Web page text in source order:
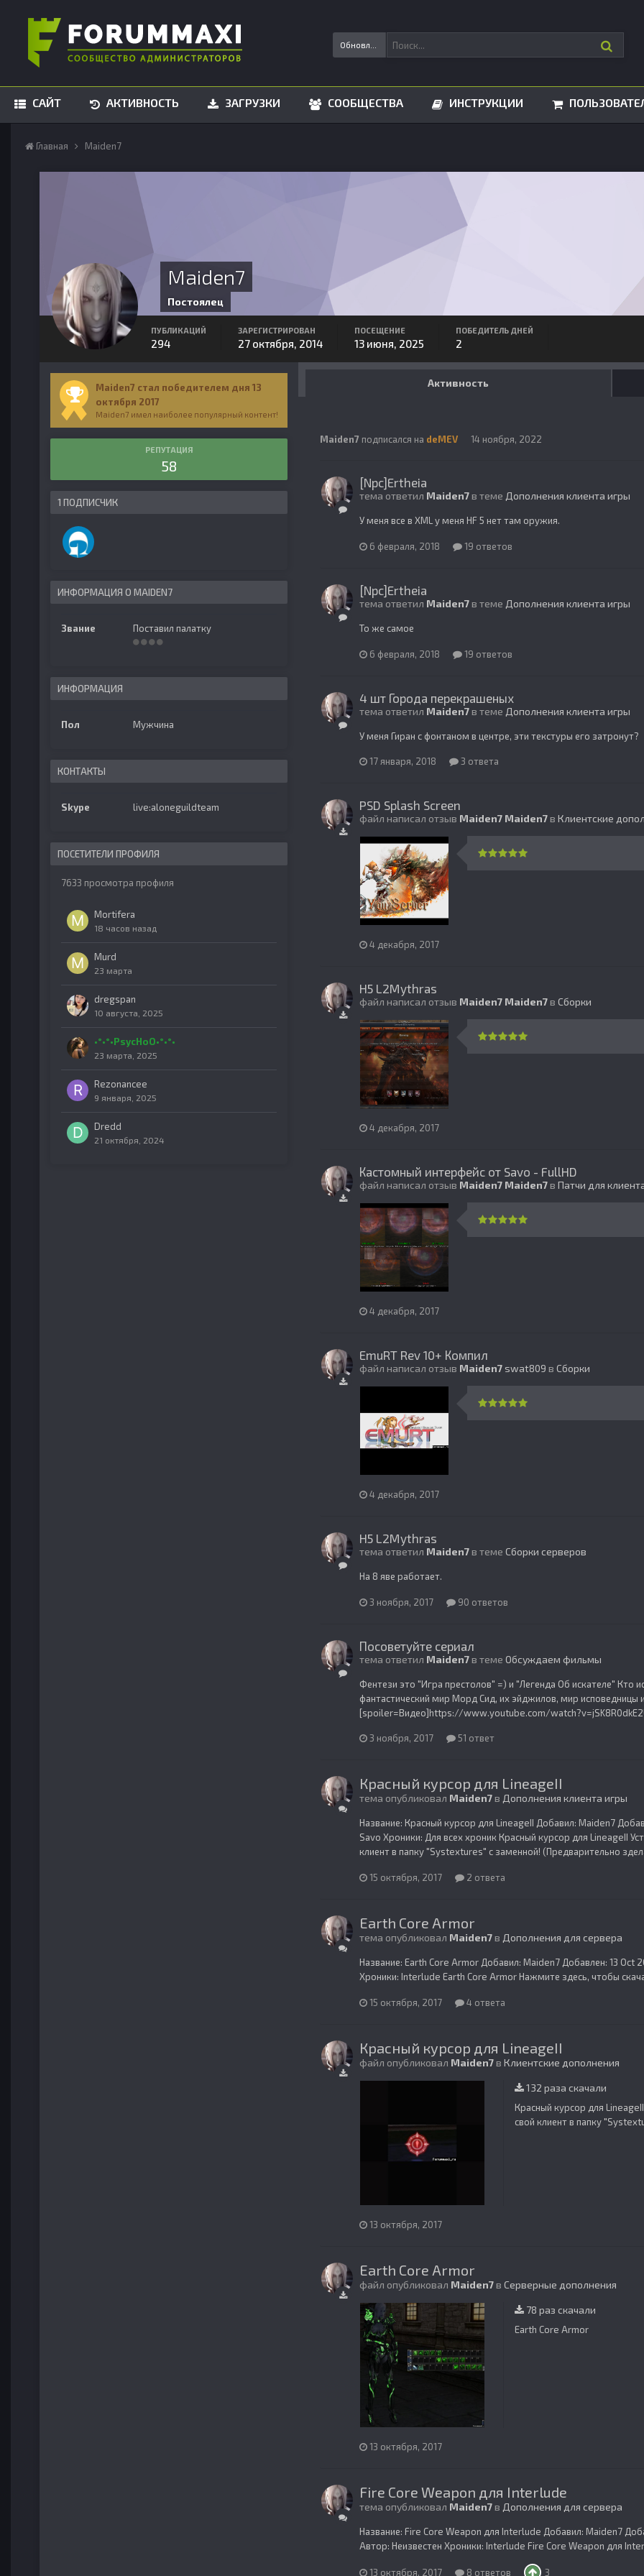
САЙТ АКТИВНОСТЬ ЗАГРУЗКИ СООБЩЕСТВА ИНСТРУКЦИИ
Главная Maiden7
Maiden7
Постоялец
ПУБЛИКАЦИЙ
294
ЗАРЕГИСТРИРОВАН
27 октября, 2014
ПОСЕЩЕНИЕ
13 июня, 2025
ПОБЕДИТЕЛЬ ДНЕЙ
2
Maiden7 стал победителем дня 13
октября 2017
Maiden7 имел наиболее популярный контент!
РЕПУТАЦИЯ
58
1 ПОДПИСЧИК
ИНФОРМАЦИЯ О MAIDEN7
Звание Поставил палатку
ИНФОРМАЦИЯ
Пол Мужчина
КОНТАКТЫ
Skype live:aloneguildteam
ПОСЕТИТЕЛИ ПРОФИЛЯ
7633 просмотра профиля
Mortifera
18 часов назад
Murd
23 марта
dregspan
10 августа, 2025
•°•°•PsycHoO•°•°•
23 марта, 2025
Rezonancee
9 января, 2025
Dredd
21 октября, 2024
Активность
Maiden7 подписался на deMEV 14 ноября, 2022
[Npc]Ertheia
тема ответил Maiden7в теме Дополнения клиента игры
У меня все в XML у меня HF 5 нет там оружия.
6 февраля, 2018 19 ответов
[Npc]Ertheia
тема ответил Maiden7в теме Дополнения клиента игры
То же самое
6 февраля, 2018 19 ответов
4 шт Города перекрашеных
тема ответил Maiden7в теме Дополнения клиента игры
У меня Гиран с фонтаном в центре, эти текстуры его затронут?
17 января, 2018 3 ответа
PSD Splash Screen
файл написал отзыв Maiden7 Maiden7в Клиентские
4 декабря, 2017
H5 L2Mythras
файл написал отзыв Maiden7 Maiden7в Сборки
4 декабря, 2017
Кастомный интерфейс от Savo - FullHD
файл написал отзыв Maiden7 Maiden7в Патчи для
4 декабря, 2017
EmuRT Rev 10+ Компил
файл написал отзыв Maiden7 swat809 в Сборки
4 декабря, 2017
H5 L2Mythras
тема ответил Maiden7в теме Сборки серверов
На 8 яве работает.
3 ноября, 2017 90 ответов
Посоветуйте сериал
тема ответил Maiden7в теме Обсуждаем фильмы
Фентези это "Игра престолов" =) и "Легенда Об искателе" Кто
фантастический мир Морд Сид, их эйджилов, мир исповедницы
[spoiler=Видео]https://www.youtube.com/
3 ноября, 2017 51 ответ
Красный курсор для LineageII
тема опубликовал Maiden7в Дополнения клиента игры
Название: Красный курсор для LineageII Добавил: Maiden7
Savo Хроники: Для всех хроник Красный курсор для LineageII
клиент в папку "Systextures" с заменной! (Предварительно
15 октября, 2017 2 ответа
Earth Core Armor
тема опубликовал Maiden7в Дополнения для сервера
Название: Earth Core Armor Добавил: Maiden7 Добавлен: 13 Oct
Хроники: Interlude Earth Core Armor Нажмите здесь, чтобы
15 октября, 2017 4 ответа
Красный курсор для LineageII
файл опубликовал Maiden7в Клиентские дополнения
132 раза скачали
Красный курсор для
свой клиент в папку
13 октября, 2017
Earth Core Armor
файл опубликовал Maiden7в Серверные дополнения
78 раз скачали
Earth Core Armor
13 октября, 2017
Fire Core Weapon для Interlude
тема опубликовал Maiden7в Дополнения для сервера
Название: Fire Core Weapon для Interlude Добавил: Maiden7
Автор: Неизвестен Хроники: Interlude Fire Core Weapon для
13 октября, 2017 8 ответов 3